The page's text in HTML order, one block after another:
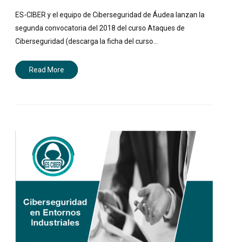
ES-CIBER y el equipo de Ciberseguridad de Áudea lanzan la
segunda convocatoria del 2018 del curso Ataques de
Ciberseguridad (descarga la ficha del curso…
Read More